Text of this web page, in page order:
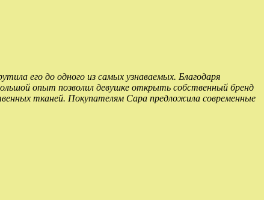
его до одного из самых узнаваемых. Благодаря
опыт позволил девушке открыть собственный бренд
тканей. Покупателям Сара предложила современные